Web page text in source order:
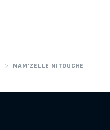
MAM'ZELLE NITOUCHE